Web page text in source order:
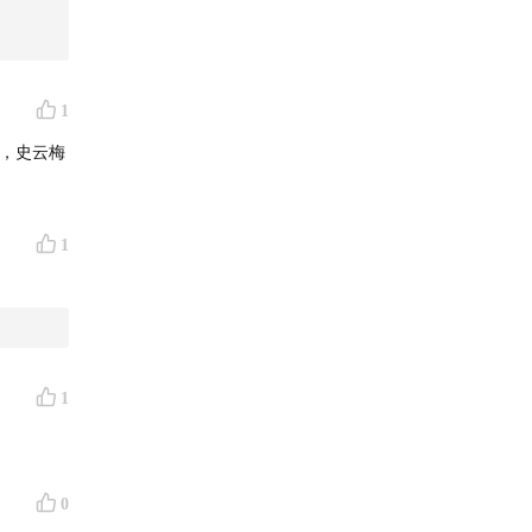
1
史云梅
1
1
0